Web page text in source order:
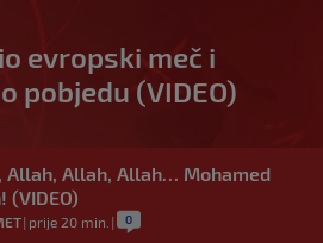
evropski meč i
pobjedu (VIDEO)
Allah, Allah, Allah… Mohamed
(VIDEO)
| prije 20 min. | 0